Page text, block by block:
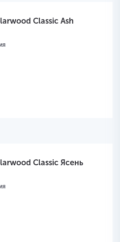
Classic Ash
Classic Ясень